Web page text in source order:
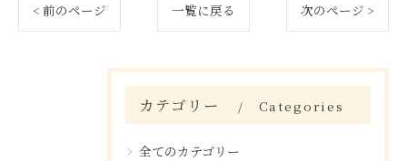
< 前のページ 一覧に戻る 次のページ >
カテゴリー Categories
全てのカテゴリー